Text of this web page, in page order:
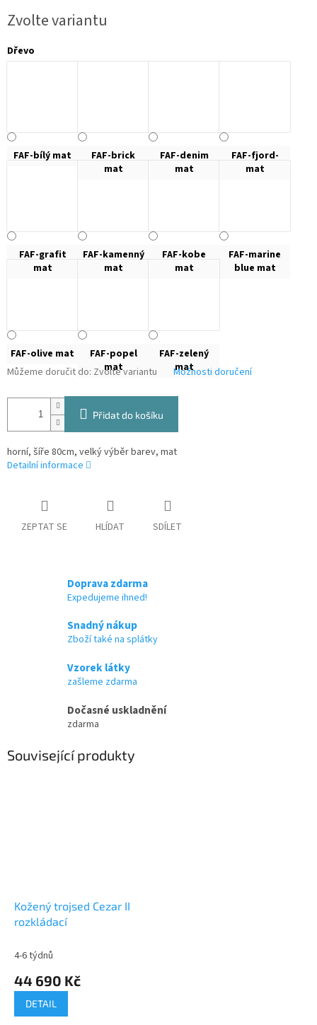
cena:
Zvolte variantu
Dřevo
FAF-bílý mat
FAF-brick
mat
FAF-denim
mat
FAF-fjord-
mat
FAF-grafit
mat
FAF-kamenný
mat
FAF-kobe
mat
FAF-marine
blue mat
FAF-olive mat
FAF-popel
mat
FAF-zelený
mat
Můžeme doručit do: Zvolte variantu Možnosti doručení
Přidat do košíku
horní, šíře 80cm, velký výběr barev, mat
Detailní informace
ZEPTAT SE HLÍDAT SDÍLET
Doprava zdarma
Expedujeme ihned!
Snadný nákup
Zboží také na splátky
Vzorek látky
zašleme zdarma
Dočasné uskladnění
zdarma
Související produkty
Kožený trojsed Cezar II
rozkládací
4-6 týdnů
44 690 Kč
DETAIL